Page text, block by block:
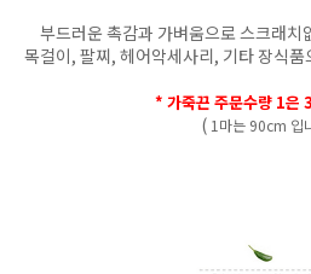
부드러운 촉감과 가벼움으로 스크래치
목걸이, 팔찌, 헤어악세사리, 기타 장식
* 가죽끈 주문수량 1은
( 1마는 90cm 입